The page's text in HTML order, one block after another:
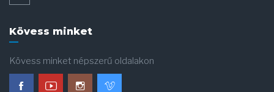
Kövess minket
Kövess minket népszerű oldalakon